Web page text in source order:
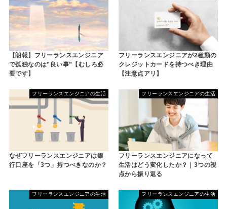
【朗報】フリーランスエンジニア
で孤独なのは”良い事”【むしろ必
要です】
フリーランスエンジニアが2種類の
クレジットカードを持つべき理由
【注意点アリ】
フリーランスエンジニアの生活
なぜフリーランスエンジニアは銀
行口座を「3つ」持つべきなのか？
フリーランスエンジニアの生活
フリーランスエンジニアになって
生活はどう変化したか？｜3つの視
点から振り返る
フリーランスエンジニアの生活 フリーランスエンジニアの生活